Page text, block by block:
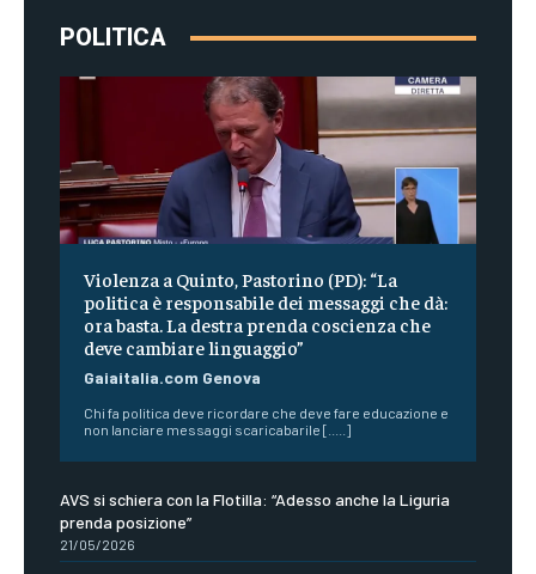
POLITICA
Violenza a Quinto, Pastorino (PD): “La
politica è responsabile dei messaggi che dà:
ora basta. La destra prenda coscienza che
deve cambiare linguaggio”
Gaiaitalia.com Genova
Chi fa politica deve ricordare che deve fare educazione e
non lanciare messaggi scaricabarile [.....]
AVS si schiera con la Flotilla: “Adesso anche la Liguria
prenda posizione”
21/05/2026